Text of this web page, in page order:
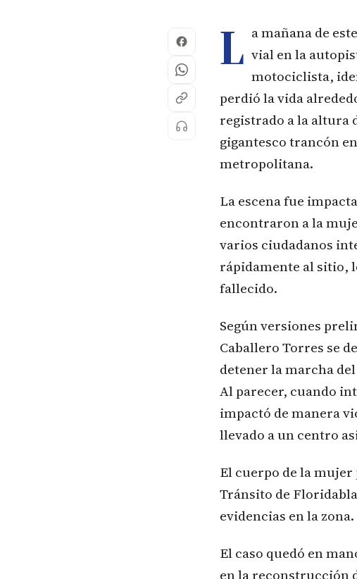
L a mañana de
vial en la
motociclista,
perdió la vida
registrado a la altura
gigantesco trancón
metropolitana.
La escena fue
encontraron a la
varios ciudadanos
rápidamente al sitio,
fallecido.
Según versiones
Caballero Torres se
detener la marcha
Al parecer, cuando
impactó de manera
llevado a un centro
El cuerpo de la
Tránsito de
evidencias en la zona.
El caso quedó en
en la reconstrucción